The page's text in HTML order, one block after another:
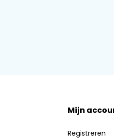
Mijn
Registreren